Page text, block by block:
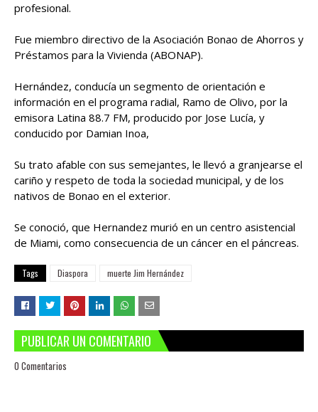
profesional.
Fue miembro directivo de la Asociación Bonao de Ahorros y
Préstamos para la Vivienda (ABONAP).
Hernández, conducía un segmento de orientación e
información en el programa radial, Ramo de Olivo, por la
emisora Latina 88.7 FM, producido por Jose Lucía, y
conducido por Damian Inoa,
Su trato afable con sus semejantes, le llevó a granjearse el
cariño y respeto de toda la sociedad municipal, y de los
nativos de Bonao en el exterior.
Se conoció, que Hernandez murió en un centro asistencial
de Miami, como consecuencia de un cáncer en el páncreas.
Tags Diaspora muerte Jim Hernández
PUBLICAR UN COMENTARIO
0 Comentarios